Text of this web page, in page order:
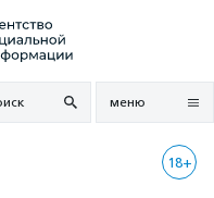
меню
18+